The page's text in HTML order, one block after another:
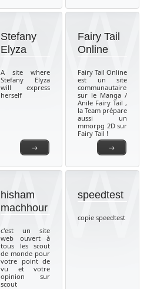
→
Stefany
Elyza
A site where
Stefany Elyza
will express
herself
→
Fairy Tail
Online
Fairy Tail Online
est un site
communautaire
sur le Manga /
Anile Fairy Tail ,
la Team prépare
aussi un
mmorpg 2D sur
Fairy Tail !
hisham
machhour
c'est un site
web ouvert à
tous les scout
de monde pour
votre point de
vu et votre
opinion sur
scout
speedtest
copie speedtest